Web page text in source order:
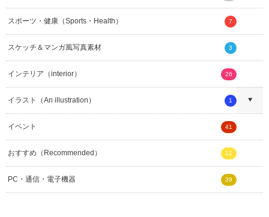
スポーツ・健康（Sports・Health） 7
スケッチ＆マンガ風写真素材 3
インテリア（interior） 26
イラスト（An illustration） 1
イベント 41
おすすめ（Recommended） 12
PC・通信・電子機器 39